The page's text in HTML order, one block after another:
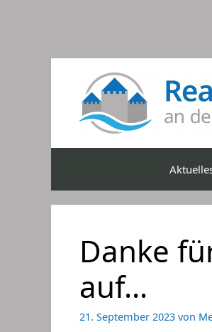
Danke
auf…
21. September 2023 von